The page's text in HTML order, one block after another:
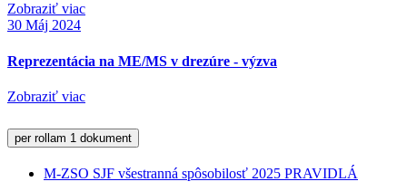
Zobraziť viac
30 Máj 2024
Reprezentácia na ME/MS v drezúre - výzva
Zobraziť viac
per rollam 1 dokument
M-ZSO SJF všestranná spôsobilosť 2025 PRAVIDLÁ